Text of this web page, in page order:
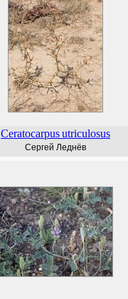
Ceratocarpusutriculosus
Сергей Леднёв